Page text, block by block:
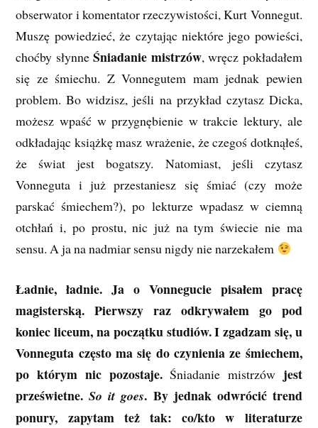
obserwator i komentator rzeczywistości, Kurt Vonnegut.
Muszę powiedzieć, że czytając niektóre jego powieści,
choćby słynneŚniadanie mistrzów, wręcz pokładałem
się ze śmiechu. Z Vonnegutem mam jednak pewien
problem. Bo widzisz, jeśli na przykład czytasz Dicka,
możesz wpaść w przygnębienie w trakcie lektury, ale
odkładając książkę masz wrażenie, że czegoś dotknąłeś,
że świat jest bogatszy. Natomiast, jeśli czytasz
Vonneguta i już przestaniesz się śmiać (czy może
parskać śmiechem?), po lekturze wpadasz w ciemną
otchłań i, po prostu, nic już na tym świecie nie ma
sensu. A ja na nadmiar sensu nigdy nie narzekałem
Ładnie, ładnie. Ja o Vonnegucie pisałem pracę
magisterską. Pierwszy raz odkrywałem go pod
koniec liceum, na początku studiów. I zgadzam się, u
Vonneguta często ma się do czynienia ze śmiechem,
po którym nic pozostaje.Śniadanie mistrzówjest
prześwietne.So it goes. By jednak odwrócić trend
ponury, zapytam też tak: co/kto w literaturze